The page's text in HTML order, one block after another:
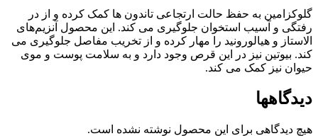
گلوکزامین به حفظ حالت ارتجاعی تاندون ها کمک کرده و از در
رفتگی و آسیب استخوان جلوگیری می کند. این محصول آنزیم‌های
الاستاز و هیالورونید را مهار کرده و از تخریب مفاصل جلوگیری می
کند. بیوتین نیز در این قرص وجود دارد و به سلامت پوست و موی
حیوان نیز کمک می کند.
دیدگاهها
هیچ دیدگاهی برای این محصول نوشته نشده است.